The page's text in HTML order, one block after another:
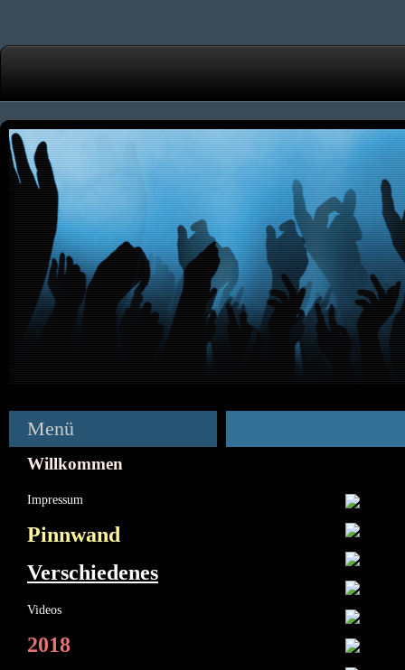
Menü
Willkommen
Impressum
Pinnwand
Verschiedenes
Videos
2018